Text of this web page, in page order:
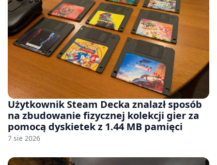
Użytkownik Steam Decka znalazł sposób
na zbudowanie fizycznej kolekcji gier za
pomocą dyskietek z 1.44 MB pamięci
7 sie 2026